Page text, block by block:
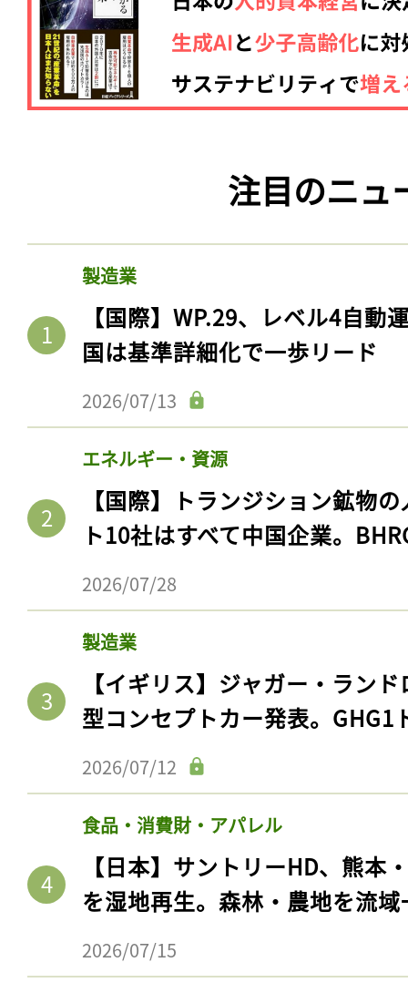
注目のニュ
製造業
【国際】WP.29、レベル4自動
国は基準詳細化で一歩リード
2026/07/13
エネルギー・資源
【国際】トランジション鉱物
ト10社はすべて中国企業。
2026/07/28
製造業
【イギリス】ジャガー・ラン
型コンセプトカー発表。GHG1
2026/07/12
食品・消費財・アパレル
【日本】サントリーHD、熊本
を湿地再生。森林・農地を流
2026/07/15
記事をお気に入りに
ログインが必
ログイン
会員登録